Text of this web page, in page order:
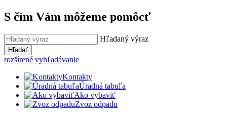
S čím Vám môžeme pomôcť
Hľadaný výraz
Hľadať
rozšírené vyhľadávanie
Kontakty
Úradná tabuľa
Ako vybaviť
Zvoz odpadu